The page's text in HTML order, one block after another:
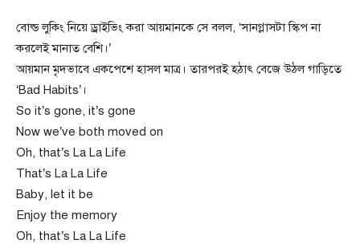
বোল্ড লুকিং নিয়ে ড্রাইভিং করা আয়মানকে সে বলল, ‘সানগ্লাসটা স্কিপ না
করলেই মানাত বেশি।’
আয়মান মৃদভাবে একপেশে হাসল মাত্র। তারপরই হঠাৎ বেজে উঠল গাড়িতে
‘Bad Habits’।
So it’s gone, it’s gone
Now we’ve both moved on
Oh, that’s La La Life
That’s La La Life
Baby, let it be
Enjoy the memory
Oh, that’s La La Life